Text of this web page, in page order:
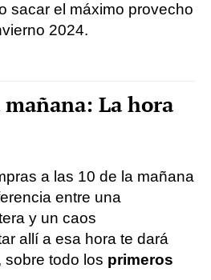
sacar el máximo provecho
2024.
La hora
a las 10 de la mañana
entre una
y un caos
allí a esa hora te dará
sobre todo los primeros